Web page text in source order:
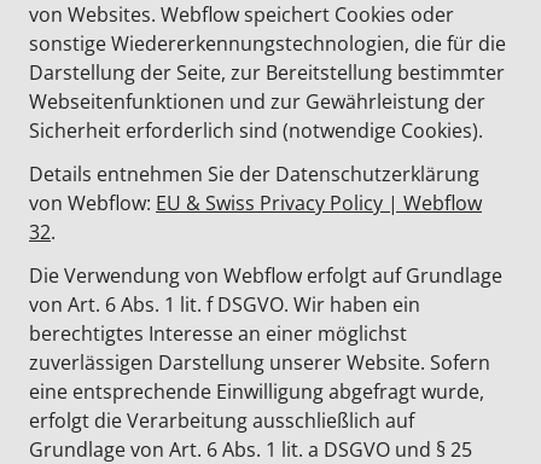
von Websites. Webflow speichert Cookies oder
sonstige Wiedererkennungstechnologien, die für die
Darstellung der Seite, zur Bereitstellung bestimmter
Webseitenfunktionen und zur Gewährleistung der
Sicherheit erforderlich sind (notwendige Cookies).
Details entnehmen Sie der Datenschutzerklärung
von Webflow: EU & Swiss Privacy Policy | Webflow
32.
Die Verwendung von Webflow erfolgt auf Grundlage
von Art. 6 Abs. 1 lit. f DSGVO. Wir haben ein
berechtigtes Interesse an einer möglichst
zuverlässigen Darstellung unserer Website. Sofern
eine entsprechende Einwilligung abgefragt wurde,
erfolgt die Verarbeitung ausschließlich auf
Grundlage von Art. 6 Abs. 1 lit. a DSGVO und § 25